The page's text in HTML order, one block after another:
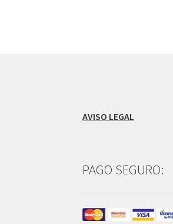
AVISO LEGAL
PAGO SEGURO: